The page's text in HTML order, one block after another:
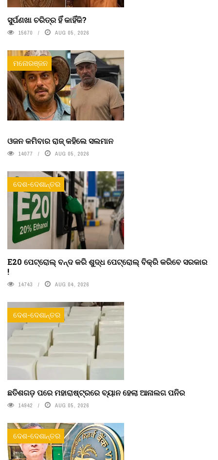
ସୁର୍ପଣଖା ଚରିତ୍ର ହିଁ କାହିଁକି?
15670 AUG 05, 2026
ମନୋରଞ୍ଜନ
ଓଜନ କମିବାର ରାଜ୍ କହିଲେ ସଲମାନ
14077 AUG 05, 2026
ଦେଶ-ଦେଶାନ୍ତର
E20 ପେଟ୍ରୋଲ୍ ବନ୍ଦ କରି ଶୁଦ୍ଧ ପେଟ୍ରୋଲ୍ ବିକ୍ରି କରିବେ ସରକାର
!
14743 AUG 04, 2026
ଦେଶ-ଦେଶାନ୍ତର
ଛତିଶଗଡ଼ ପରେ ମହାରାଷ୍ଟ୍ରରେ ବ୍ୟାନ ହେଲା ଆନାଲଗ ପନିର
14942 AUG 05, 2026
ଦେଶ-ଦେଶାନ୍ତର